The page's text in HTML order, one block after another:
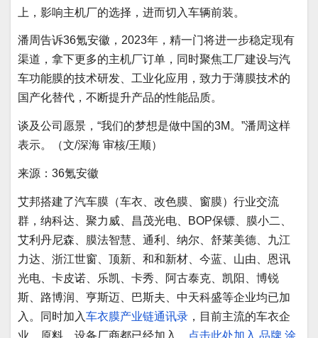
上，影响主机厂的选择，进而切入车辆前装。
潘周告诉36氪安徽，2023年，精一门将进一步稳定现有
渠道，拿下更多的主机厂订单，同时聚焦工厂建设与汽
车功能膜的技术研发、工业化应用，致力于薄膜技术的
国产化替代，不断提升产品的性能品质。
谈及公司愿景，“我们的梦想是做中国的3M。”潘周这样
表示。（文/深海 审核/王顺）
来源：36氪安徽
艾邦搭建了汽车膜（车衣、改色膜、窗膜）行业交流
群，纳科达、聚力威、昌茂光电、BOP保镖、膜小二、
艾利丹尼森、膜法智慧、通利、纳尔、舒莱美德、九江
力达、浙江世窗、顶新、和和新材、今蓝、山由、恩讯
光电、卡皮诺、乐凯、卡秀、阿古泰克、凯阳、博锐
斯、路博润、亨斯迈、巴斯夫、中天科盛等企业均已加
入。同时加入车衣膜产业链通讯录 ，目前主流的车衣企
业，原料，设备厂商都已经加入，
点击此处加入 品牌 涂